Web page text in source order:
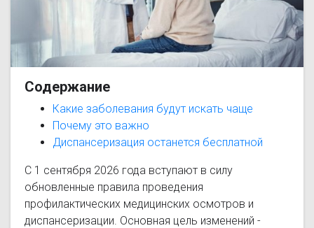
Содержание
Какие заболевания будут искать чаще
Почему это важно
Диспансеризация останется бесплатной
С 1 сентября 2026 года вступают в силу
обновленные правила проведения
профилактических медицинских осмотров и
диспансеризации. Основная цель изменений -